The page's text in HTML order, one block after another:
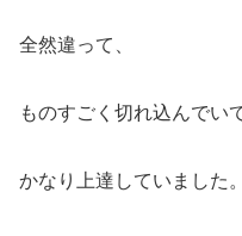
全然違って、
ものすごく切れ込んでい
かなり上達していました